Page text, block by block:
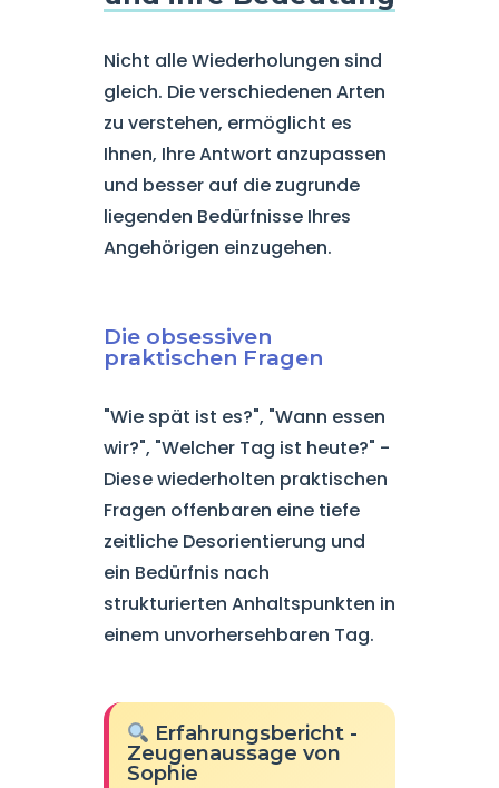
Nicht alle Wiederholungen sind
gleich. Die verschiedenen Arten
zu verstehen, ermöglicht es
Ihnen, Ihre Antwort anzupassen
und besser auf die zugrunde
liegenden Bedürfnisse Ihres
Angehörigen einzugehen.
Die obsessiven
praktischen Fragen
"Wie spät ist es?", "Wann essen
wir?", "Welcher Tag ist heute?" -
Diese wiederholten praktischen
Fragen offenbaren eine tiefe
zeitliche Desorientierung und
ein Bedürfnis nach
strukturierten Anhaltspunkten in
einem unvorhersehbaren Tag.
Erfahrungsbericht -
Zeugenaussage von
Sophie